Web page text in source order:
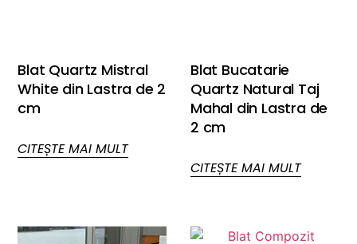
Blat Quartz Mistral
White din Lastra de 2
cm
CITEȘTE MAI MULT
Blat Bucatarie
Quartz Natural Taj
Mahal din Lastra de
2 cm
CITEȘTE MAI MULT